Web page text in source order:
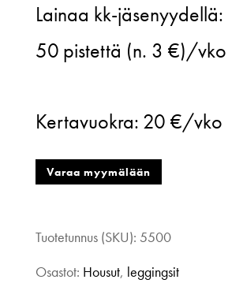
Zipper
Leggings
xs
määrä
Lainaa kk-jäsenyydellä:
50 pistettä (n. 3 €)/vko
Kertavuokra: 20 €/vko
Varaa myymälään
Tuotetunnus (SKU): 5500
Osastot: Housut, leggingsit